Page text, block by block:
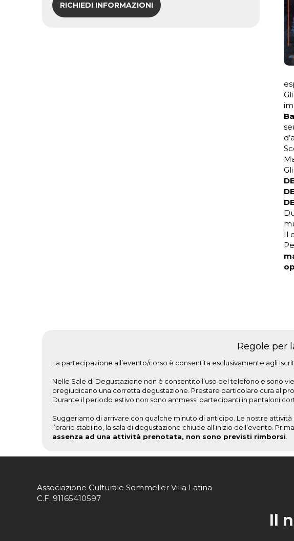
RICHIEDI INFORMAZIONI
Il
Regole per
La partecipazione all’evento/corso è consentita esclusivamente agli
Nelle Sale di Degustazione non è consentito l’uso del telefono e sono
pregiudicano una corretta degustazione. Prestare particolare cura al
Durante il periodo estivo non sono ammessi partecipanti in pantaloni
Suggeriamo di arrivare con qualche minuto di anticipo. Le nostre
l’orario stabilito, la sala di degustazione chiude all’inizio dell’evento.
assenza ad una attività prenotata, non sono previsti rimborsi
Associazione Culturale Sommelier Villa Latina
C.F. 91165410597
Il